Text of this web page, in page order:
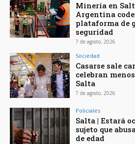
Minería en
Argentina
plataforma de
seguridad
7 de agosto, 2026
Sociedad
Casarse sale
celebran
Salta
7 de agosto, 2026
Policiales
Salta | Estará
sujeto que
de edad